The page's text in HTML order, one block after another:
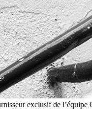
exclusif de l’équipe